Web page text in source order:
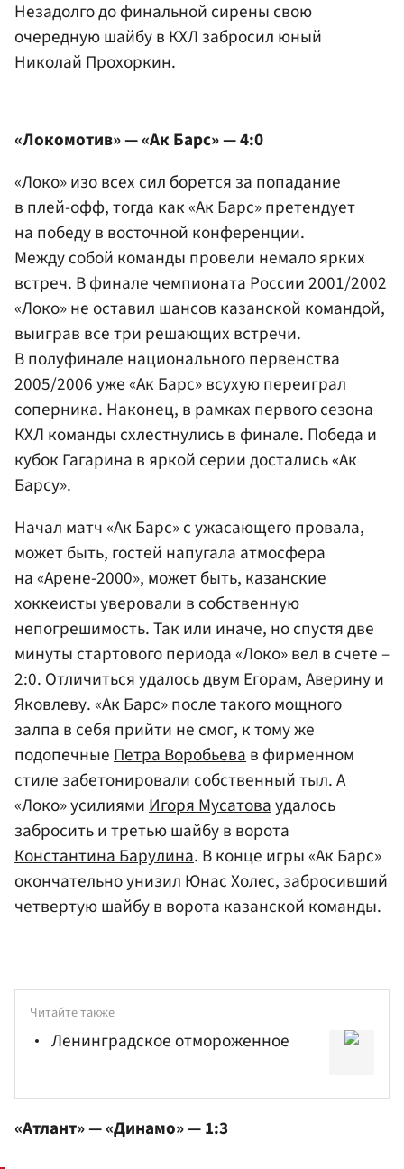
Незадолго до финальной сирены свою
очередную шайбу в КХЛ забросил юный
Николай Прохоркин.
«Локомотив» — «Ак Барс» — 4:0
«Локо» изо всех сил борется за попадание
в плей-офф, тогда как «Ак Барс» претендует
на победу в восточной конференции.
Между собой команды провели немало ярких
встреч. В финале чемпионата России 2001/2002
«Локо» не оставил шансов казанской командой,
выиграв все три решающих встречи.
В полуфинале национального первенства
2005/2006 уже «Ак Барс» всухую переиграл
соперника. Наконец, в рамках первого сезона
КХЛ команды схлестнулись в финале. Победа и
кубок Гагарина в яркой серии достались «Ак
Барсу».
Начал матч «Ак Барс» с ужасающего провала,
может быть, гостей напугала атмосфера
на «Арене-2000», может быть, казанские
хоккеисты уверовали в собственную
непогрешимость. Так или иначе, но спустя две
минуты стартового периода «Локо» вел в счете –
2:0. Отличиться удалось двум Егорам, Аверину и
Яковлеву. «Ак Барс» после такого мощного
залпа в себя прийти не смог, к тому же
подопечныеПетра Воробьевав фирменном
стиле забетонировали собственный тыл. А
«Локо» усилиямиИгоря Мусатоваудалось
забросить и третью шайбу в ворота
Константина Барулина. В конце игры «Ак Барс»
окончательно унизил Юнас Холес, забросивший
четвертую шайбу в ворота казанской команды.
Читайте также
Ленинградское отмороженное
«Атлант» — «Динамо» — 1:3